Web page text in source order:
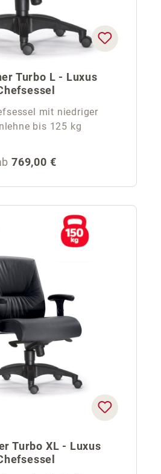
Turbo L - Luxus
mit niedriger
bis 125 kg
Preis:
769,00 €
Turbo XL - Luxus